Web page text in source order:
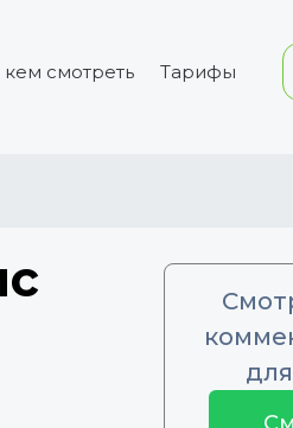
кем смотреть Тарифы